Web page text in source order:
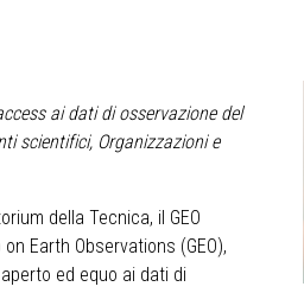
ai dati di osservazione del
scientifici, Organizzazioni e
della Tecnica, il GEO
Earth Observations (GEO),
ed equo ai dati di